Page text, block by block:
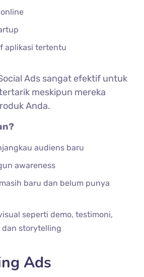
aplikasi tertentu
Ads sangat efektif untuk
meskipun mereka
Anda.
audiens baru
awareness
baru dan belum punya
seperti demo, testimoni,
dan storytelling
Ads